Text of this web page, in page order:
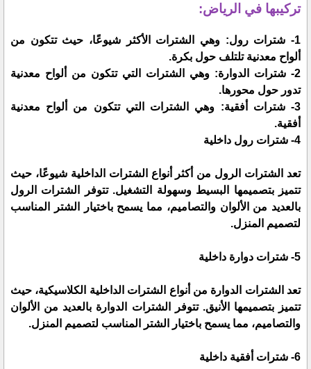
تركيبها في الرياض:
1- شترات رول: وهي الشترات الأكثر شيوعًا، حيث تتكون من
ألواح معدنية تلتلف حول بكرة.
2- شترات الدوارة: وهي الشترات التي تتكون من ألواح معدنية
تدور حول محورها.
3- شترات أفقية: وهي الشترات التي تتكون من ألواح معدنية
أفقية.
4- شترات رول داخلية
تعد الشترات الرول من أكثر أنواع الشترات الداخلية شيوعًا، حيث
تتميز بتصميمها البسيط وسهولة التشغيل. تتوفر الشترات الرول
بالعديد من الألوان والتصاميم، مما يسمح باختيار الشتر المناسب
لتصميم المنزل.
5- شترات دوارة داخلية
تعد الشترات الدوارة من أنواع الشترات الداخلية الكلاسيكية، حيث
تتميز بتصميمها الأنيق. تتوفر الشترات الدوارة بالعديد من الألوان
والتصاميم، مما يسمح باختيار الشتر المناسب لتصميم المنزل.
6- شترات أفقية داخلية